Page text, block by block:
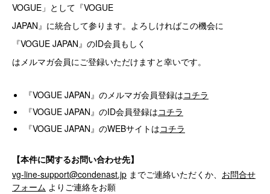
VOGUE」として『VOGUE
JAPAN』に統合して参ります。よろしければこの機会に
『VOGUE JAPAN』のID会員もしく
はメルマガ会員にご登録いただけますと幸いです。
『VOGUE JAPAN』のメルマガ会員登録はコチラ
『VOGUE JAPAN』のID会員登録はコチラ
『VOGUE JAPAN』のWEBサイトはコチラ
【本件に関するお問い合わせ先】
vg-line-support@condenast.jp までご連絡いただくか、 お問合せ
フォーム よりご連絡をお願